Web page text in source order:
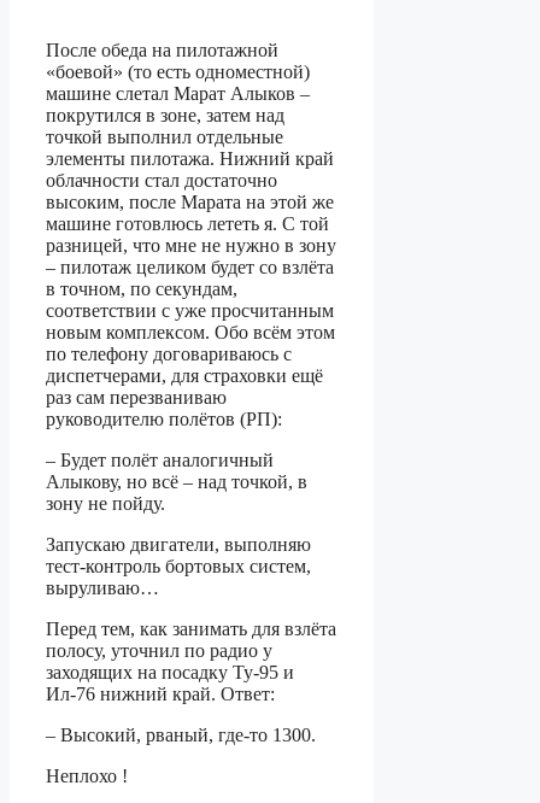
После обеда на пилотажной
«боевой» (то есть одноместной)
машине слетал Марат Алыков –
покрутился в зоне, затем над
точкой выполнил отдельные
элементы пилотажа. Нижний край
облачности стал достаточно
высоким, после Марата на этой же
машине готовлюсь лететь я. С той
разницей, что мне не нужно в зону
– пилотаж целиком будет со взлёта
в точном, по секундам,
соответствии с уже просчитанным
новым комплексом. Обо всём этом
по телефону договариваюсь с
диспетчерами, для страховки ещё
раз сам перезваниваю
руководителю полётов (РП):
– Будет полёт аналогичный
Алыкову, но всё – над точкой, в
зону не пойду.
Запускаю двигатели, выполняю
тест-контроль бортовых систем,
выруливаю…
Перед тем, как занимать для взлёта
полосу, уточнил по радио у
заходящих на посадку Ту-95 и
Ил-76 нижний край. Ответ:
– Высокий, рваный, где-то 1300.
Неплохо !